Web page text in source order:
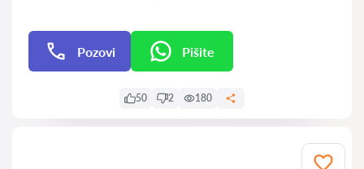
Pozovi Pišite
50 2 180